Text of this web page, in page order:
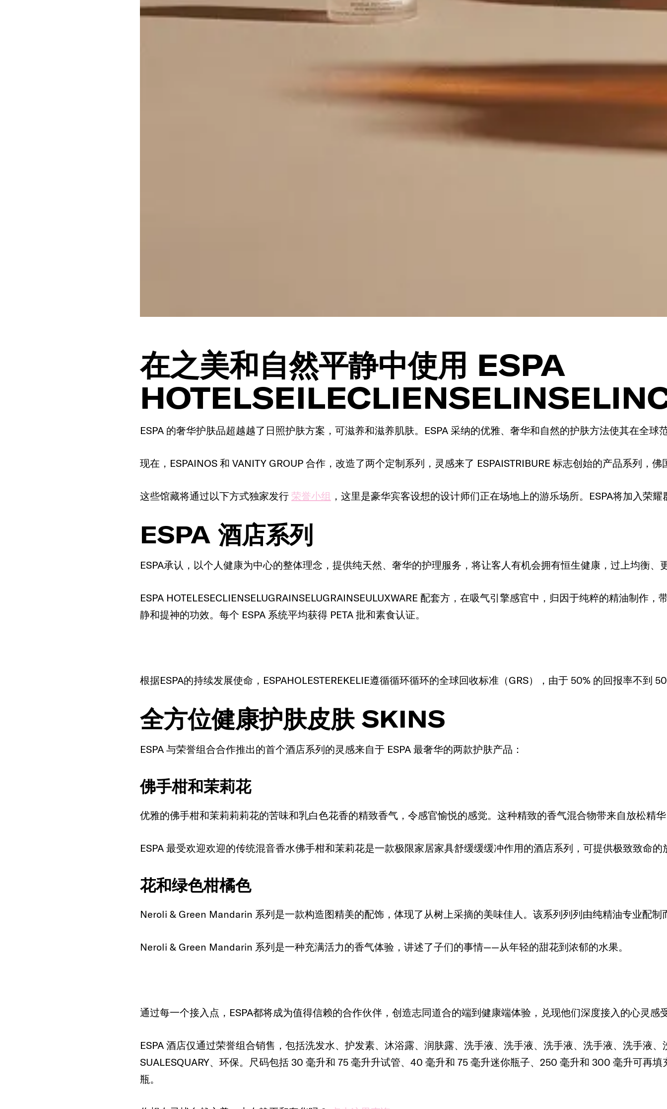
在之美和自然平静中使用 ESPA
ESPA 的奢华护肤品超越越了日照护肤方案，可滋养和滋养肌肤。ESPA 采纳的优雅、奢华和自然的护肤方法使其在全
现在，ESPAINOS 和 VANITY GROUP 合作，改造了两个定制系列，灵感来了 ESPAISTRIBURE 标志创始的产品系列，
这些馆藏将通过以下方式独家发行 荣誉小组 ，这里是豪华宾客设想的设计师们正在场地上的游乐场所。ESPA将加入荣
ESPA 酒店系列
ESPA承认，以个人健康为中心的整体理念，提供纯天然、奢华的护理服务，将让客人有机会拥有恒生健康，过上均衡、
ESPA HOTELESECLIENSELUGRAINSELUGRAINSEULUXWARE 配套方，在吸气引擎感官中，归因于纯粹的精油制
静和提神的功效。每个 ESPA 系统平均获得 PETA 批和素食认证。
根据ESPA的持续发展使命，ESPAHOLESTEREKELIE遵循循环循环的全球回收标准（GRS），由于 50% 的回报率不到
全方位健康护肤皮肤 SKINS
ESPA 与荣誉组合合作推出的首个酒店系列的灵感来自于 ESPA 最奢华的两款护肤产品：
佛手柑和茉莉花
优雅的佛手柑和茉莉莉莉花的苦味和乳白色花香的精致香气，令感官愉悦的感觉。这种精致的香气混合物带来自放松精
ESPA 最受欢迎欢迎的传统混音香水佛手柑和茉莉花是一款极限家居家具舒缓缓缓冲作用的酒店系列，可提供极致致命
花和绿色柑橘色
Neroli & Green Mandarin 系列是一款构造图精美的配饰，体现了从树上采摘的美味佳人。该系列列列由纯精油专业配
Neroli & Green Mandarin 系列是一种充满活力的香气体验，讲述了子们的事情——从年轻的甜花到浓郁的水果。
通过每一个接入点，ESPA都将成为值得信赖的合作伙伴，创造志同道合的端到健康端体验，兑现他们深度接入的心灵感
ESPA 酒店仅通过荣誉组合销售，包括洗发水、护发素、沐浴露、润肤露、洗手液、洗手液、洗手液、洗手液、洗手液
SUALESQUARY、环保。尺码包括 30 毫升和 75 毫升升试管、40 毫升和 75 毫升迷你瓶子、250 毫升和 300 毫升可
瓶。